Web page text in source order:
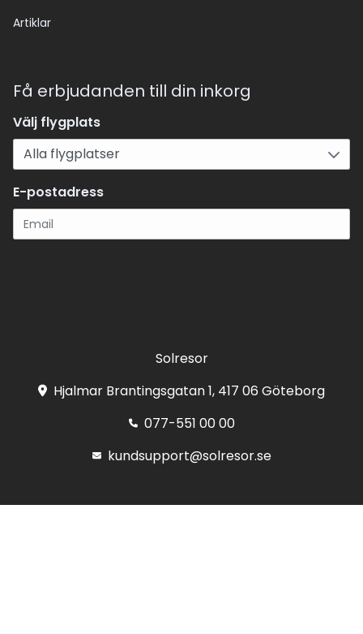
Artiklar
Få erbjudanden till din inkorg
Välj flygplats
E-postadress
Solresor
Hjalmar Brantingsgatan 1, 417 06 Göteborg
077-551 00 00
kundsupport@solresor.se